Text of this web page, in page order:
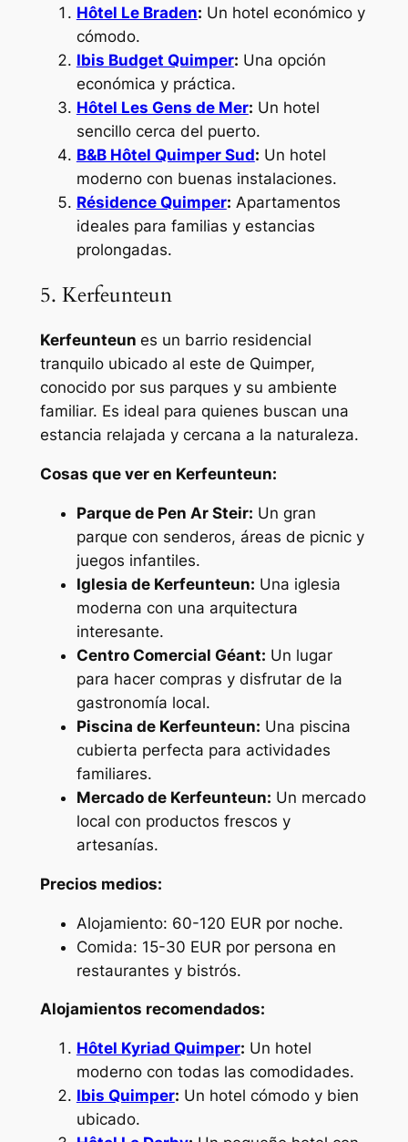
Hôtel Le Braden: Un hotel económico y
cómodo.
Ibis Budget Quimper: Una opción
económica y práctica.
Hôtel Les Gens de Mer: Un hotel
sencillo cerca del puerto.
B&B Hôtel Quimper Sud: Un hotel
moderno con buenas instalaciones.
Résidence Quimper: Apartamentos
ideales para familias y estancias
prolongadas.
5. Kerfeunteun
Kerfeunteun es un barrio residencial
tranquilo ubicado al este de Quimper,
conocido por sus parques y su ambiente
familiar. Es ideal para quienes buscan una
estancia relajada y cercana a la naturaleza.
Cosas que ver en Kerfeunteun:
Parque de Pen Ar Steir: Un gran
parque con senderos, áreas de picnic y
juegos infantiles.
Iglesia de Kerfeunteun: Una iglesia
moderna con una arquitectura
interesante.
Centro Comercial Géant: Un lugar
para hacer compras y disfrutar de la
gastronomía local.
Piscina de Kerfeunteun: Una piscina
cubierta perfecta para actividades
familiares.
Mercado de Kerfeunteun: Un mercado
local con productos frescos y
artesanías.
Precios medios:
Alojamiento: 60-120 EUR por noche.
Comida: 15-30 EUR por persona en
restaurantes y bistrós.
Alojamientos recomendados:
Hôtel Kyriad Quimper: Un hotel
moderno con todas las comodidades.
Ibis Quimper: Un hotel cómodo y bien
ubicado.